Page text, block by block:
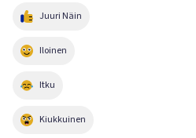
Juuri Näin
Iloinen
Itku
Kiukkuinen